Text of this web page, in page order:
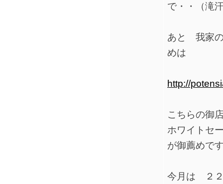
で・・（滝
あと 我家の
めは
http://
こちらの御
ホワイトセ
が御薦めで
今月は ２２